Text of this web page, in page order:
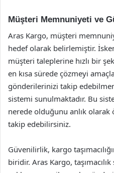
Müşteri Memnuniyeti ve
Aras Kargo, müşteri
hedef olarak belirlemiştir.
müşteri taleplerine hızlı bir
en kısa sürede çözmeyi
gönderilerinizi takip
sistemi sunulmaktadır. Bu
nerede olduğunu anlık
takip edebilirsiniz.
Güvenilirlik, kargo
biridir. Aras Kargo,